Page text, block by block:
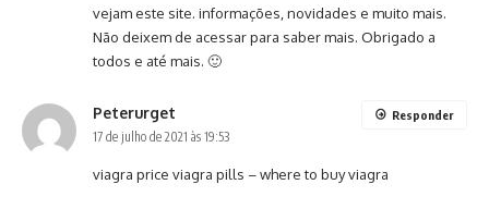
vejam este site. informações, novidades e muito mais.
Não deixem de acessar para saber mais. Obrigado a
todos e até mais. 🙂
Peterurget
17 de julho de 2021 às 19:53
viagra price viagra pills – where to buy viagra
Responder